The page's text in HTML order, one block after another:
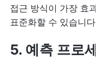
접근 방식이 가장 효
표준화할 수 있습니
5. 예측 프로